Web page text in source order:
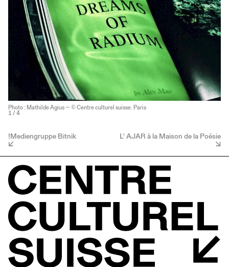
Photo : Mathilde Agius — © Centre culturel suisse. Paris
1 / 4
!Mediengruppe Bitnik L' AJAR à la Maison de la Poésie